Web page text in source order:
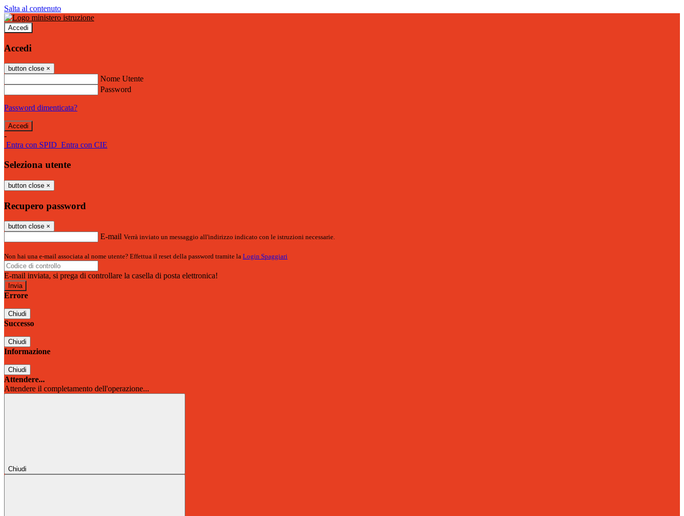
Salta al contenuto
Accedi
Accedi
button close ×
Nome Utente
Password
Password dimenticata?
-
Entra con SPID Entra con CIE
Seleziona utente
button close ×
Recupero password
button close ×
E-mail Verrà inviato un messaggio all'indirizzo indicato con le istruzioni necessarie.
Non hai una e-mail associata al nome utente? Effettua il reset della password tramite la Login Spaggiari
E-mail inviata, si prega di controllare la casella di posta elettronica!
Errore
Chiudi
Successo
Chiudi
Informazione
Chiudi
Attendere...
Attendere il completamento dell'operazione...
Chiudi